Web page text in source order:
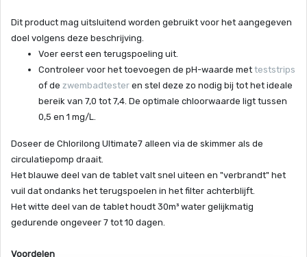
Dit product mag uitsluitend worden gebruikt voor het aangegeven
doel volgens deze beschrijving.
Voer eerst een terugspoeling uit.
Controleer voor het toevoegen de pH-waarde met teststrips
of de zwembadtester en stel deze zo nodig bij tot het ideale
bereik van 7,0 tot 7,4. De optimale chloorwaarde ligt tussen
0,5 en 1 mg/L.
Doseer de Chlorilong Ultimate7 alleen via de skimmer als de
circulatiepomp draait.
Het blauwe deel van de tablet valt snel uiteen en "verbrandt" het
vuil dat ondanks het terugspoelen in het filter achterblijft.
Het witte deel van de tablet houdt 30m³ water gelijkmatig
gedurende ongeveer 7 tot 10 dagen.
Voordelen